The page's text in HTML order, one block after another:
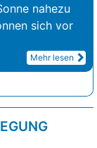
nahezu
sich vor
Mehr lesen